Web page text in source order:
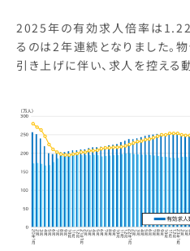
2025年の有効求人倍率は1.22
るのは2年連続となりました。
引き上げに伴い、求人を控える